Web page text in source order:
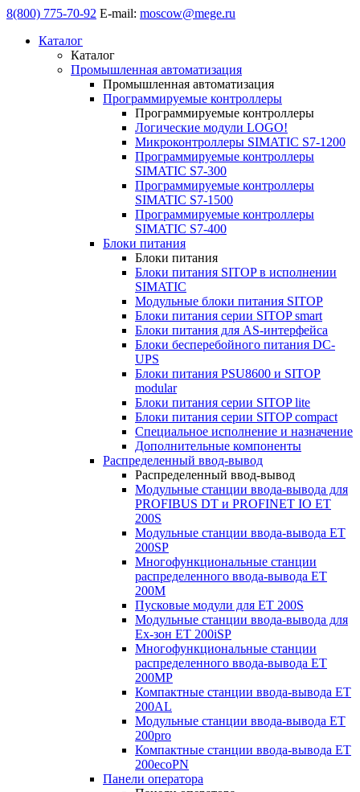
8(800) 775-70-92 E-mail: moscow@mege.ru
Каталог
Каталог
Промышленная автоматизация
Промышленная автоматизация
Программируемые контроллеры
Программируемые контроллеры
Логические модули LOGO!
Микроконтроллеры SIMATIC S7-1200
Программируемые контроллеры
SIMATIC S7-300
Программируемые контроллеры
SIMATIC S7-1500
Программируемые контроллеры
SIMATIC S7-400
Блоки питания
Блоки питания
Блоки питания SITOP в исполнении
SIMATIC
Модульные блоки питания SITOP
Блоки питания серии SITOP smart
Блоки питания для AS-интерфейса
Блоки бесперебойного питания DC-
UPS
Блоки питания PSU8600 и SITOP
modular
Блоки питания серии SITOP lite
Блоки питания серии SITOP compact
Специальное исполнение и назначение
Дополнительные компоненты
Распределенный ввод-вывод
Распределенный ввод-вывод
Модульные станции ввода-вывода для
PROFIBUS DT и PROFINET IO ET
200S
Модульные станции ввода-вывода ET
200SP
Многофункциональные станции
распределенного ввода-вывода ET
200M
Пусковые модули для ET 200S
Модульные станции ввода-вывода для
Ex-зон ET 200iSP
Многофункциональные станции
распределенного ввода-вывода ET
200MP
Компактные станции ввода-вывода ET
200AL
Модульные станции ввода-вывода ET
200pro
Компактные станции ввода-вывода ET
200ecoPN
Панели оператора